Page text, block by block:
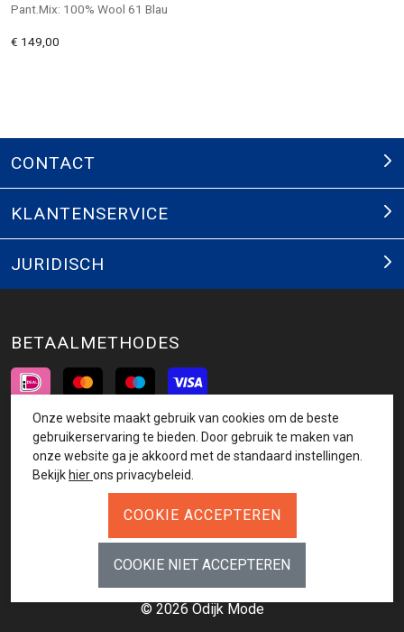
Pant.Mix: 100% Wool 61 Blau
€ 149,00
CONTACT
KLANTENSERVICE
JURIDISCH
BETAALMETHODES
INSCHRIJVEN NIEUWSBRIEF
© 2026 Odijk Mode
Onze website maakt gebruik van cookies om de beste
gebruikerservaring te bieden. Door gebruik te maken van
onze website ga je akkoord met de standaard instellingen.
Bekijk hierons privacybeleid.